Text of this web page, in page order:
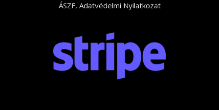
ÁSZF, Adatvédelmi Nyilatkozat